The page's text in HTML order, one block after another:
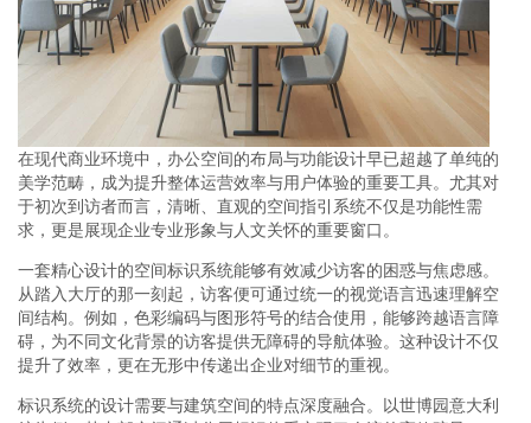
在现代商业环境中，办公空间的布局与功能设计早已超越了单纯的
美学范畴，成为提升整体运营效率与用户体验的重要工具。尤其对
于初次到访者而言，清晰、直观的空间指引系统不仅是功能性需
求，更是展现企业专业形象与人文关怀的重要窗口。
一套精心设计的空间标识系统能够有效减少访客的困惑与焦虑感。
从踏入大厅的那一刻起，访客便可通过统一的视觉语言迅速理解空
间结构。例如，色彩编码与图形符号的结合使用，能够跨越语言障
碍，为不同文化背景的访客提供无障碍的导航体验。这种设计不仅
提升了效率，更在无形中传递出企业对细节的重视。
标识系统的设计需要与建筑空间的特点深度融合。以世博园意大利